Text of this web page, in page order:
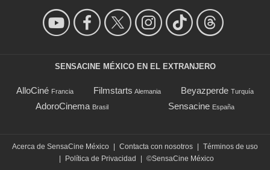
SENSACINE MÉXICO EN EL EXTRANJERO
AlloCiné Francia Filmstarts Alemania Beyazperde Turquía
AdoroCinema Brasil Sensacine España
Acerca de SensaCine México Contacta con nosotros
Términos de uso
Política de Privacidad ©SensaCine México